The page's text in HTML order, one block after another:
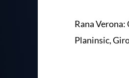
Rana Verona:
Planinsic,